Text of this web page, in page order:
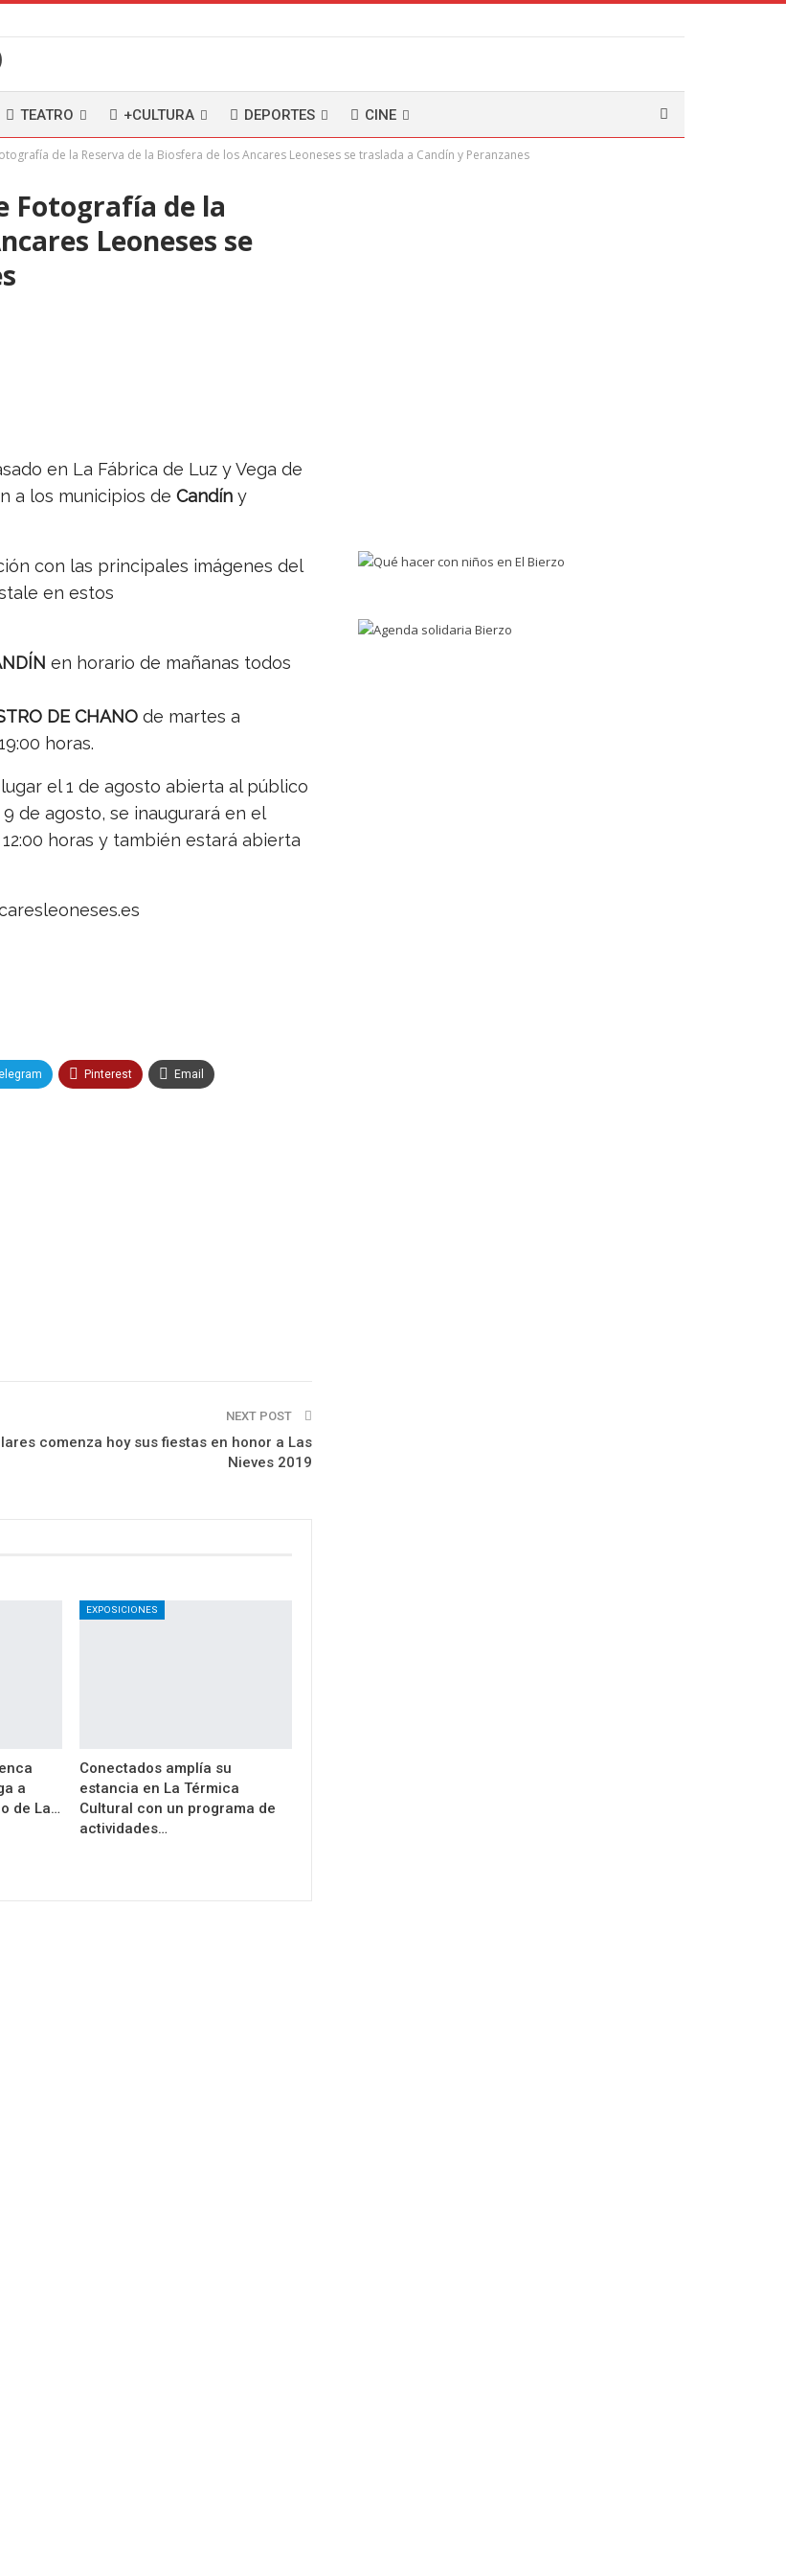
TEATRO +CULTURA DEPORTES CINE
de la Reserva de la Biosfera de los Ancares Leoneses se traslada a Candín y Peranzanes
Fotografía de la
Leoneses se
en La Fábrica de Luz y Vega de
a los municipios de Candín y
con las principales imágenes del
en estos
en horario de mañanas todos
DE CHANO de martes a
horas.
el 1 de agosto abierta al público
de agosto, se inaugurará en el
horas y también estará abierta
Pinterest Email
NEXT POST
comenza hoy sus fiestas en honor a Las
Nieves 2019
a
de La…
EXPOSICIONES
Conectados amplía su
estancia en La Térmica
Cultural con un programa de
actividades…